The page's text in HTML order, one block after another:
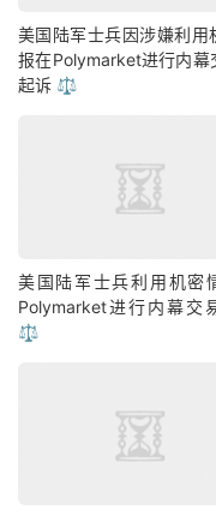
美国陆军士兵因涉嫌利用
报在Polymarket进行内幕
起诉 ⚖️
美国陆军士兵利用机密
Polymarket进行内幕交
⚖️